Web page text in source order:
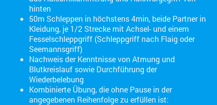
hinten
50m Schleppen in höchstens 4min, beide Partner in
Kleidung, je 1/2 Strecke mit Achsel- und einem
Fesselschleppgriff (Schleppgriff nach Flaig oder
Seemannsgriff)
Nachweis der Kenntnisse von Atmung und
Blutkreislauf sowie Durchführung der
Wiederbelebung
Kombinierte Übung, die ohne Pause in der
angegebenen Reihenfolge zu erfüllen ist: